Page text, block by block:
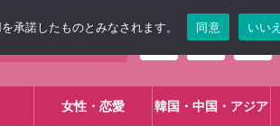
女性・恋愛 韓国・中国・アジア
承諾したものとみなされます。 同意 いいえ